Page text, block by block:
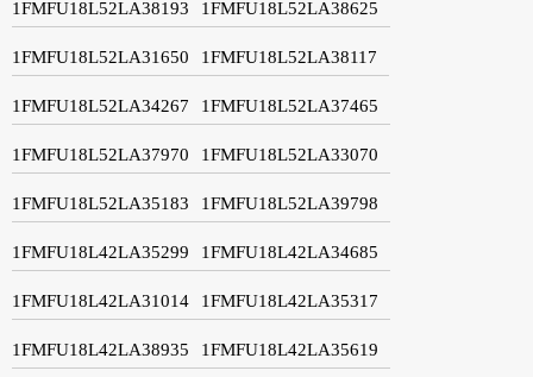
1FMFU18L52LA38193 1FMFU18L52LA38625
1FMFU18L52LA31650 1FMFU18L52LA38117
1FMFU18L52LA34267 1FMFU18L52LA37465
1FMFU18L52LA37970 1FMFU18L52LA33070
1FMFU18L52LA35183 1FMFU18L52LA39798
1FMFU18L42LA35299 1FMFU18L42LA34685
1FMFU18L42LA31014 1FMFU18L42LA35317
1FMFU18L42LA38935 1FMFU18L42LA35619